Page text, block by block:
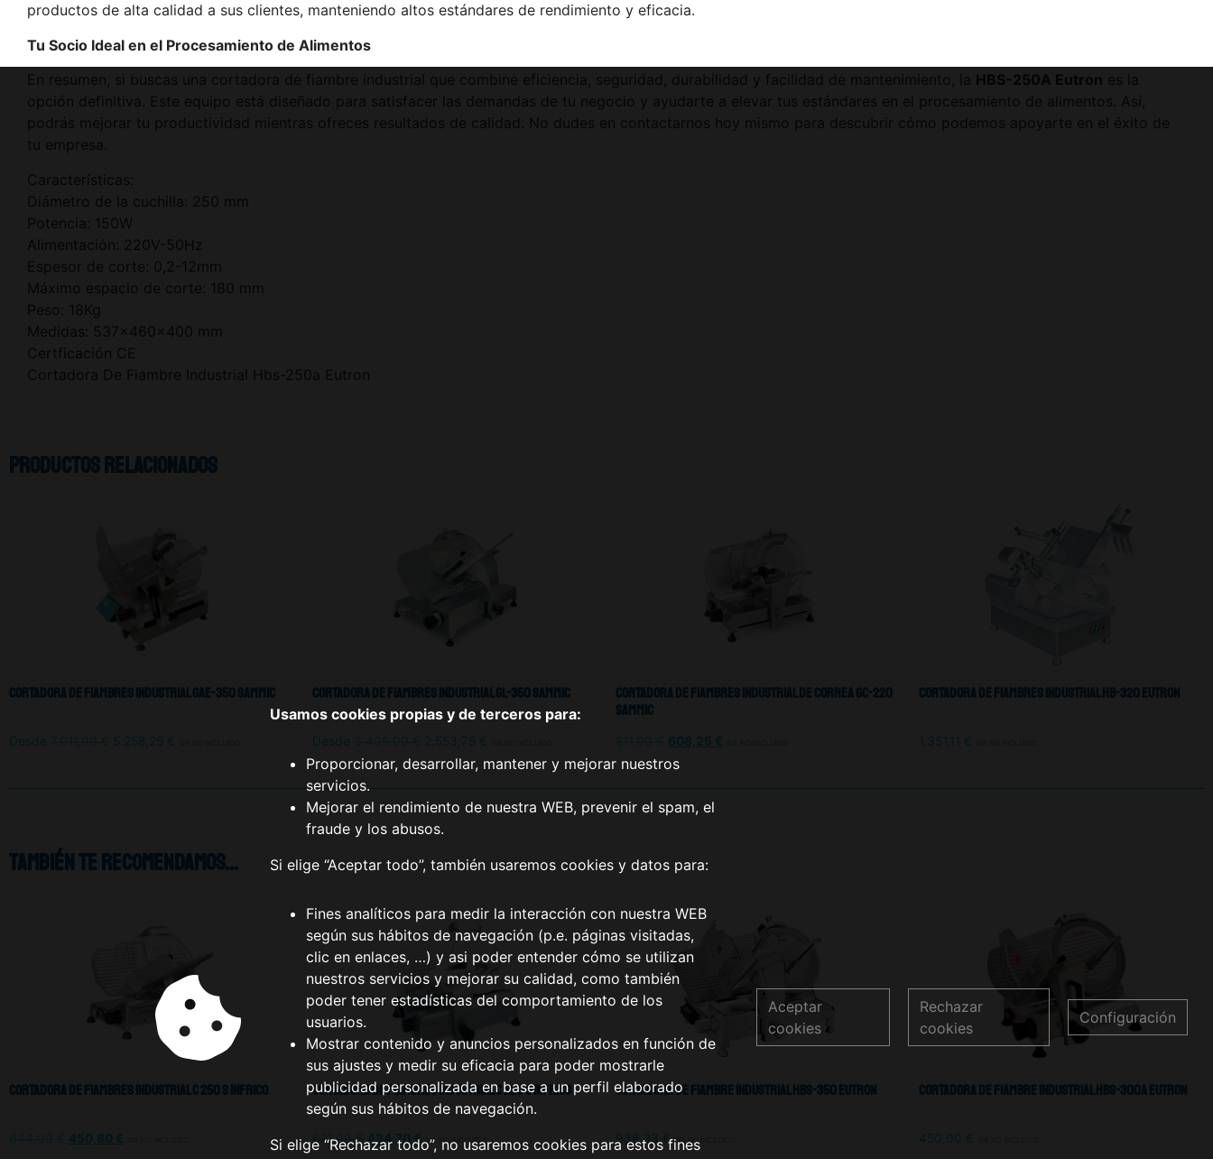
productos de alta calidad a sus clientes, manteniendo altos estándares de rendimiento y eficacia.
Tu Socio Ideal en el Procesamiento de Alimentos
En resumen, si buscas una cortadora de fiambre industrial que combine eficiencia, seguridad, durabilidad y facilidad de mantenimiento, la HBS-250A Eutron es la
opción definitiva. Este equipo está diseñado para satisfacer las demandas de tu negocio y ayudarte a elevar tus estándares en el procesamiento de alimentos. Así,
podrás mejorar tu productividad mientras ofreces resultados de calidad. No dudes en contactarnos hoy mismo para descubrir cómo podemos apoyarte en el éxito de
tu empresa.
Características:
Diámetro de la cuchilla: 250 mm
Potencia: 150W
Alimentación: 220V-50Hz
Espesor de corte: 0,2-12mm
Máximo espacio de corte: 180 mm
Peso: 18Kg
Medidas: 537x460x400 mm
Certficación CE
Cortadora De Fiambre Industrial Hbs-250a Eutron
Productos relacionados
Cortadora De Fiambres Industrial GAE-350 Sammic
Desde 5.258,25 €
Cortadora De Fiambres Industrial GL-350 Sammic
Desde 2.553,75 €
Cortadora De Fiambres Industrial De Correa GC-220
Sammic
608,25 €
Cortadora De Fiambres Industrial HB-320 Eutron
1.351,11 €
También te recomendamos…
Cortadora De Fiambres Industrial C 250 S Infrico
450,80 €
Cortadora De Fiambres Industrial C 220 S Infrico
621,00 € 434,70 € IVA NO INCLUIDO
Cortadora De Fiambre Industrial HBS-350 Eutron
938,33 € IVA NO INCLUIDO
Cortadora De Fiambre Industrial HBS-300A Eutron
450,00 €
Usamos cookies propias y de terceros para:
Proporcionar, desarrollar, mantener y mejorar nuestros
servicios.
Mejorar el rendimiento de nuestra WEB, prevenir el spam, el
fraude y los abusos.
Si elige “Aceptar todo”, también usaremos cookies y datos para:
Fines analíticos para medir la interacción con nuestra WEB
según sus hábitos de navegación (p.e. páginas visitadas,
clic en enlaces, …) y asi poder entender cómo se utilizan
nuestros servicios y mejorar su calidad, como también
poder tener estadísticas del comportamiento de los
usuarios.
Mostrar contenido y anuncios personalizados en función de
sus ajustes y medir su eficacia para poder mostrarle
publicidad personalizada en base a un perfil elaborado
según sus hábitos de navegación.
Si elige “Rechazar todo”, no usaremos cookies para estos fines
Aceptar
cookies
Rechazar
cookies
Configuración